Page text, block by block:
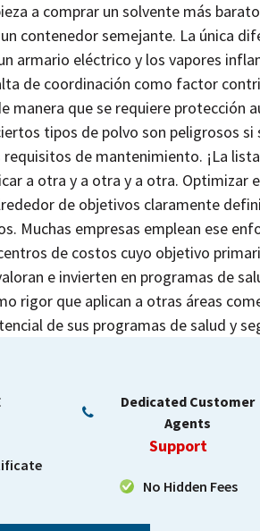
a comprar un solvente más
contenedor semejante. La única
armario eléctrico y los vapores
de coordinación como factor
manera que se requiere protección
tipos de polvo son peligrosos
de mantenimiento. ¡La
a otra y a otra y a otra. Optimizar
de objetivos claramente
Muchas empresas emplean ese
de costos cuyo objetivo
e invierten en programas de
rigor que aplican a otras áreas
de sus programas de salud y
Dedicated Customer
Agents
Support
No Hidden Fees